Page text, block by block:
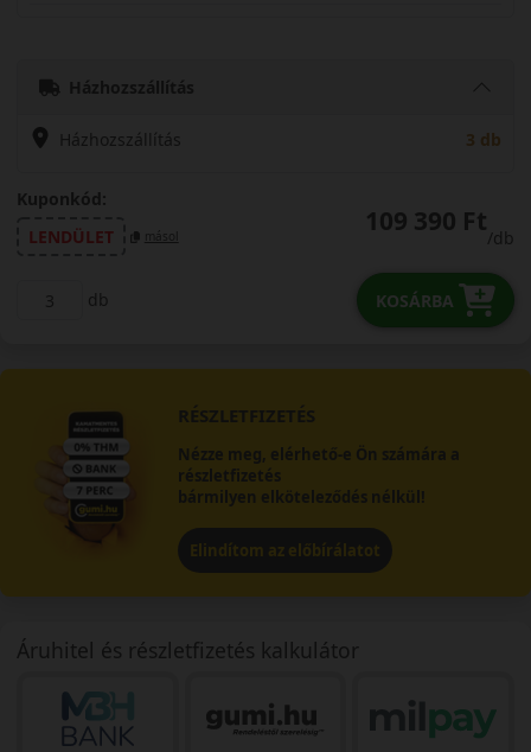
Házhozszállítás
Házhozszállítás 3 db
Kuponkód:
LENDÜLET
másol 109 390 Ft
/db
db KOSÁRBA
RÉSZLETFIZETÉS
Nézze meg, elérhető-e Ön számára a
részletfizetés
bármilyen elköteleződés nélkül!
Elindítom az előbírálatot
Áruhitel és részletfizetés kalkulátor